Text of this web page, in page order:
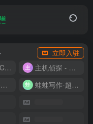
立即入驻
香港CN2 2C2G20M 9.9/月
主机侦探 - 少花钱，用好云
海外云服务器全网最低价 蛙蛙写作-超级AI智能写作助手